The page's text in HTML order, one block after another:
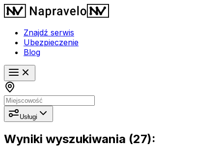
Znajdź serwis
Ubezpieczenie
Blog
Usługi
Wyniki wyszukiwania (27):